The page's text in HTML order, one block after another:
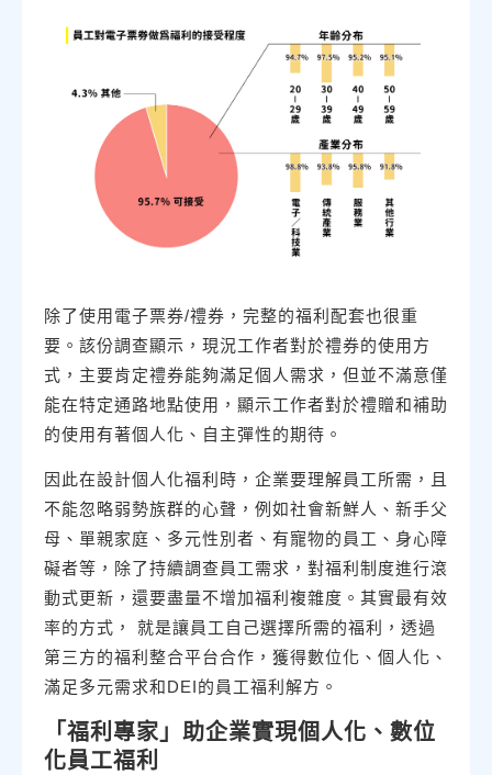
除了使用電子票券/禮券，完整的福利配套也很重
要。該份調查顯示，現況工作者對於禮券的使用方
式，主要肯定禮券能夠滿足個人需求，但並不滿意僅
能在特定通路地點使用，顯示工作者對於禮贈和補助
的使用有著個人化、自主彈性的期待。
因此在設計個人化福利時，企業要理解員工所需，且
不能忽略弱勢族群的心聲，例如社會新鮮人、新手父
母、單親家庭、多元性別者、有寵物的員工、身心障
礙者等，除了持續調查員工需求，對福利制度進行滾
動式更新，還要盡量不增加福利複雜度。其實最有效
率的方式， 就是讓員工自己選擇所需的福利，透過
第三方的福利整合平台合作，獲得數位化、個人化、
滿足多元需求和DEI的員工福利解方。
「福利專家」助企業實現個人化、數位
化員工福利